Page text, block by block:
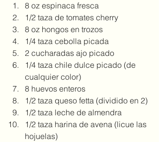
8 oz espinaca fresca
1/2 taza de tomates cherry
8 oz hongos en trozos
1/4 taza cebolla picada
2 cucharadas ajo picado
1/4 taza chile dulce picado (de
cualquier color)
8 huevos enteros
1/2 taza queso fetta (dividido en 2)
1/2 taza leche de almendra
1/2 taza harina de avena (licue las
hojuelas)